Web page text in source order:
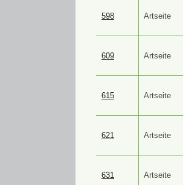
598 Artseite
609 Artseite
615 Artseite
621 Artseite
631 Artseite